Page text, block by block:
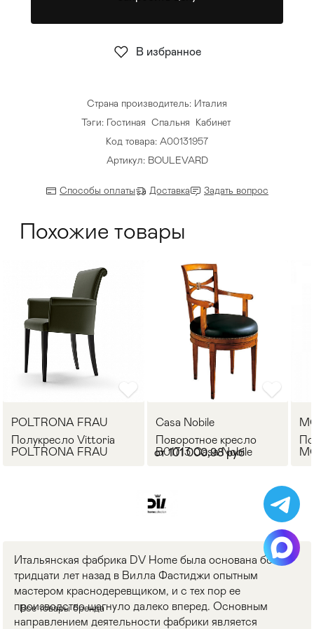
Стулья >
Страна производитель: Италия
Тэги: Гостиная Спальня Кабинет
Код товара: А00131957
Артикул: BOULEVARD
Способы оплаты Доставка Задать вопрос
В избранное
Похожие товары
POLTRONA FRAU
Полукресло Vittoria
POLTRONA FRAU
Casa Nobile
Поворотное кресло
B01713 Casa Nobile
от 101 000,98 руб
Итальянская фабрика DV Home была основана более
тридцати лет назад в Вилла Фастиджи опытным
мастером краснодеревщиком, и с тех пор ее
производство шагнуло далеко вперед. Основным
направлением деятельности фабрики является
Все товары бренда